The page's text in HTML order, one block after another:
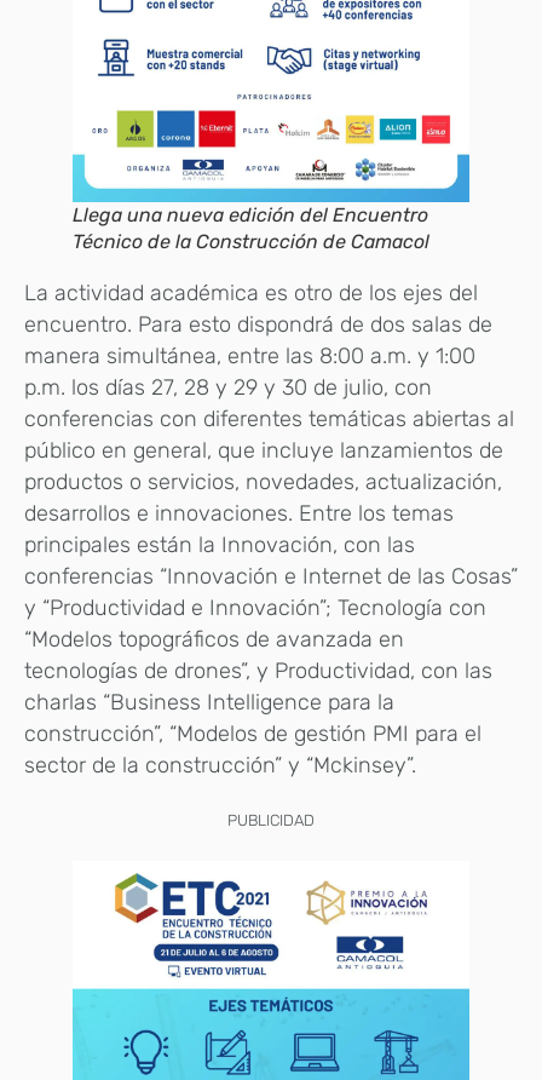
Llega una nueva edición del Encuentro
Técnico de la Construcción de Camacol
La actividad académica es otro de los ejes del
encuentro. Para esto dispondrá de dos salas de
manera simultánea, entre las 8:00 a.m. y 1:00
p.m. los días 27, 28 y 29 y 30 de julio, con
conferencias con diferentes temáticas abiertas al
público en general, que incluye lanzamientos de
productos o servicios, novedades, actualización,
desarrollos e innovaciones. Entre los temas
principales están la Innovación, con las
conferencias “Innovación e Internet de las Cosas”
y “Productividad e Innovación”; Tecnología con
“Modelos topográficos de avanzada en
tecnologías de drones”, y Productividad, con las
charlas “Business Intelligence para la
construcción”, “Modelos de gestión PMI para el
sector de la construcción” y “Mckinsey”.
PUBLICIDAD